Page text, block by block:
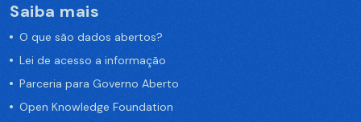
Saiba mais
O que são dados abertos?
Lei de acesso a informação
Parceria para Governo Aberto
Open Knowledge Foundation